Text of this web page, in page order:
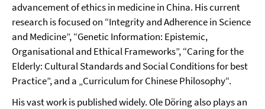
advancement of ethics in medicine in China. His current
research is focused on “Integrity and Adherence in Science
and Medicine”, “Genetic Information: Epistemic,
Organisational and Ethical Frameworks”, “Caring for the
Elderly: Cultural Standards and Social Conditions for best
Practice”, and a „Curriculum for Chinese Philosophy“.
His vast work is published widely. Ole Döring also plays an